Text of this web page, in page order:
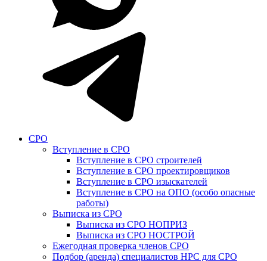
СРО
Вступление в СРО
Вступление в СРО строителей
Вступление в СРО проектировщиков
Вступление в СРО изыскателей
Вступление в СРО на ОПО (особо опасные
работы)
Выписка из СРО
Выписка из СРО НОПРИЗ
Выписка из СРО НОСТРОЙ
Ежегодная проверка членов СРО
Подбор (аренда) специалистов НРС для СРО